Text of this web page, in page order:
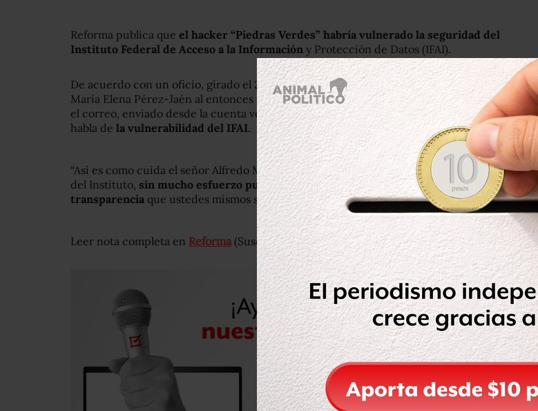
Reforma publica que el hacker “Piedras Verdes” habría vulnerado la seguridad del
Instituto Federal de Acceso a la Información y Protección de Datos (IFAI).
De acuerdo con un oficio, girado el 29 de noviembre pasado por la comisionada
María Elena Pérez-Jaén al entonces secretario técnico del Instituto, Mauricio Farah,
el correo, enviado desde la cuenta verdes.piedras@yahoo.com
el 28 de octubre,
habla de la vulnerabilidad del IFAI.
“Así es como cuida el señor Alfredo Méndez (director de informática) la información
del Instituto, sin mucho esfuerzo puede tener acceso a las solicitudes de
transparencia que ustedes mismos se hacen.
Leer nota completa en Reforma(Suscripción)